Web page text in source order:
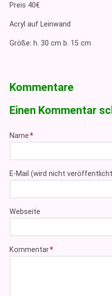
Preis 40€
Acryl auf Leinwand
Größe: h. 30 cm b. 15 cm
Kommentare
Einen Kommentar
Pflichtfeld
Name*
Pflichtfeld
E-Mail (wird nicht
Webseite
Pflichtfeld
Kommentar*